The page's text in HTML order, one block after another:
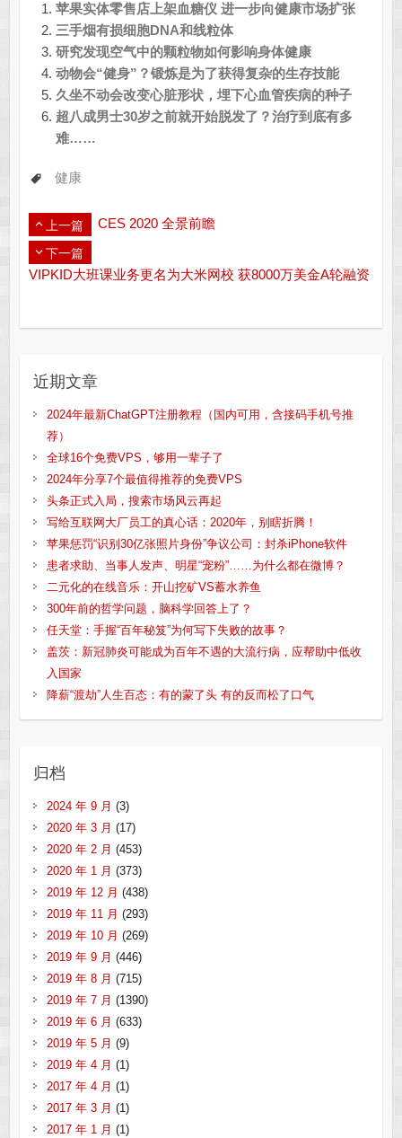
苹果实体零售店上架血糖仪 进一步向健康市场扩张
三手烟有损细胞DNA和线粒体
研究发现空气中的颗粒物如何影响身体健康
动物会“健身”？锻炼是为了获得复杂的生存技能
久坐不动会改变心脏形状，埋下心血管疾病的种子
超八成男士30岁之前就开始脱发了？治疗到底有多
难……
健康
上一篇 CES 2020 全景前瞻
下一篇
VIPKID大班课业务更名为大米网校 获8000万美金A轮融资
近期文章
2024年最新ChatGPT注册教程（国内可用，含接码手机号推
荐）
全球16个免费VPS，够用一辈子了
2024年分享7个最值得推荐的免费VPS
头条正式入局，搜索市场风云再起
写给互联网大厂员工的真心话：2020年，别瞎折腾！
苹果惩罚“识别30亿张照片身份”争议公司：封杀iPhone软件
患者求助、当事人发声、明星“宠粉”……为什么都在微博？
二元化的在线音乐：开山挖矿VS蓄水养鱼
300年前的哲学问题，脑科学回答上了？
任天堂：手握“百年秘笈”为何写下失败的故事？
盖茨：新冠肺炎可能成为百年不遇的大流行病，应帮助中低收
入国家
降薪“渡劫”人生百态：有的蒙了头 有的反而松了口气
归档
2024 年 9 月 (3)
2020 年 3 月 (17)
2020 年 2 月 (453)
2020 年 1 月 (373)
2019 年 12 月 (438)
2019 年 11 月 (293)
2019 年 10 月 (269)
2019 年 9 月 (446)
2019 年 8 月 (715)
2019 年 7 月 (1390)
2019 年 6 月 (633)
2019 年 5 月 (9)
2019 年 4 月 (1)
2017 年 4 月 (1)
2017 年 3 月 (1)
2017 年 1 月 (1)